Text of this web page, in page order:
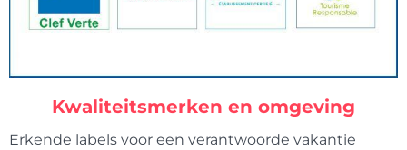
Kwaliteitsmerken en omgeving
Erkende labels voor een verantwoorde vakantie